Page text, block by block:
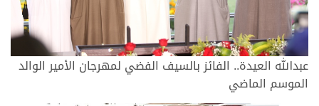
عبدالله العيدة.. الفائز بالسيف الفضي لمهرجان الأمير الوالد
الموسم الماضي